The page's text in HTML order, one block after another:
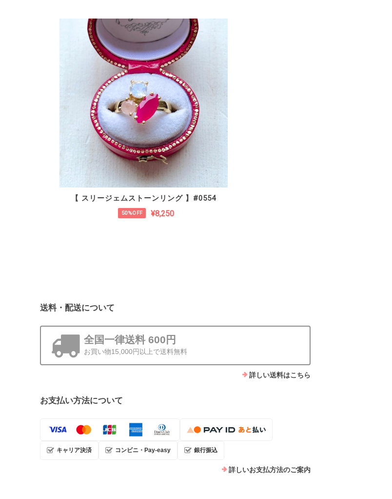
【 スリージェムストーンリング 】#0554
50%OFF ¥8,250
送料・配送について
全国一律送料 600円
お買い物15,000円以上で送料無料
詳しい送料はこちら
お支払い方法について
キャリア決済 コンビニ・Pay-easy 銀行振込
詳しいお支払方法のご案内